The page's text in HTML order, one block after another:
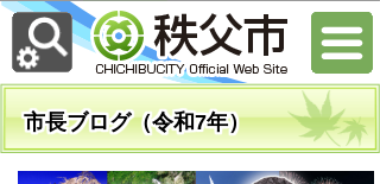
市長ブログ（令和7年）